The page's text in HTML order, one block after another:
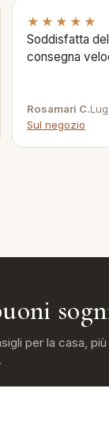
★★★★★
Soddisfatta
consegna
Rosamari C.
Sul negozio
per la casa, più
.